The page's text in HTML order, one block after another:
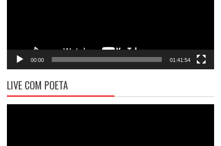
00:00 01:41:54
LIVE COM POETA